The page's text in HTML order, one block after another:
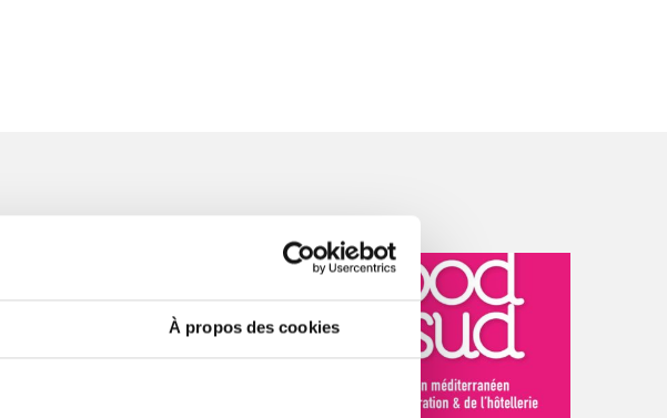
À propos des cookies